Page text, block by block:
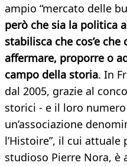
ampio “mercato delle
però che sia la politica
stabilisca che cos’e
affermare, proporre o
campo della storia. In
dal 2005, grazie al
storici - e il loro
un’associazione
l’Histoire”, il cui
studioso Pierre Nora, è